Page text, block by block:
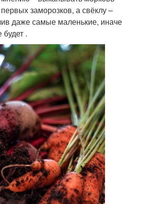
заморозков, а свёклу –
даже самые маленькие, иначе
.